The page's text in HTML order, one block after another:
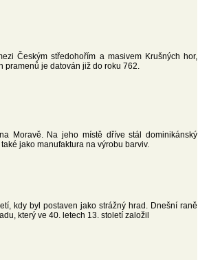
Českým středohořím a masivem Krušných hor,
pramenů je datován již do roku 762.
Moravě. Na jeho místě dříve stál dominikánský
jako manufaktura na výrobu barviv.
kdy byl postaven jako strážný hrad. Dnešní raně
který ve 40. letech 13. století založil